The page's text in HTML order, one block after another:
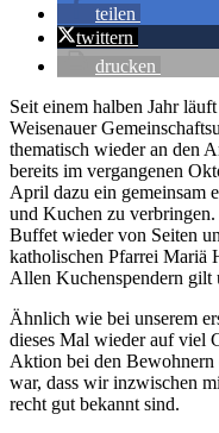
teilen
twittern
drucken
Seit einem halben Jahr
Weisenauer
thematisch wieder an den
bereits im vergangenen
April dazu ein gemeinsam
und Kuchen zu
Buffet wieder von Seiten
katholischen Pfarrei Mariä
Allen Kuchenspendern gilt
Ähnlich wie bei unserem
dieses Mal wieder auf viel
Aktion bei den
war, dass wir inzwischen
recht gut bekannt sind.